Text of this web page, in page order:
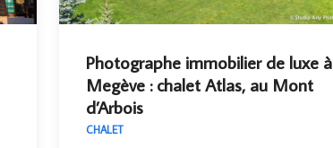
Photographe immobilier de luxe à
Megève : chalet Atlas, au Mont
d’Arbois
CHALET